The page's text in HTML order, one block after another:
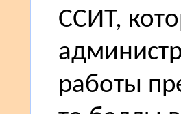
ССИТ,
работы